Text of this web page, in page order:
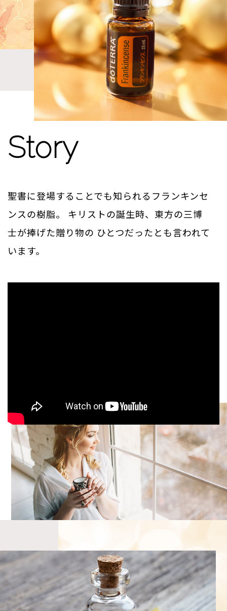
Story
聖書に登場することでも知られるフランキンセ
ンスの樹脂。
キリストの誕生時、東方の三博
士が捧げた贈り物の ひとつだったとも言われて
います。